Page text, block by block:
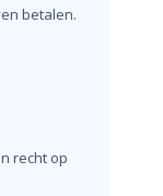
betalen.
recht op